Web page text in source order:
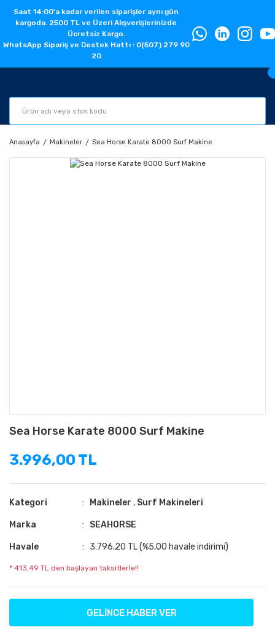
Saat 14:00'a kadar verilen siparişler aynı gün
kargoda. 2500 TL ve Üzeri Alışverişlerinizde
Ücretsiz Kargo.
WhatsApp Sipariş ve Destek Hattı : 0(507) 279 90
20
Anasayfa Makineler Sea Horse Karate 8000 Surf Makine
Sea Horse Karate 8000 Surf Makine
3.996,00 TL
Kategori Makineler , Surf Makineleri
Marka SEAHORSE
Havale 3.796,20 TL (%5,00 havale indirimi)
* 413,49 TL den başlayan taksitlerle!!
GELİNCE HABER VER